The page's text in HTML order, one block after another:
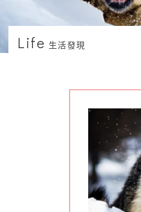
Life 生活發現